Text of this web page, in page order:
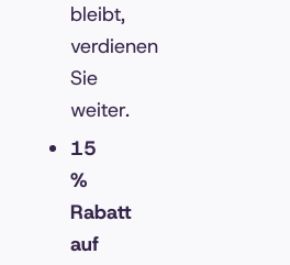
bleibt,
verdienen
Sie
weiter.
15
%
Rabatt
auf